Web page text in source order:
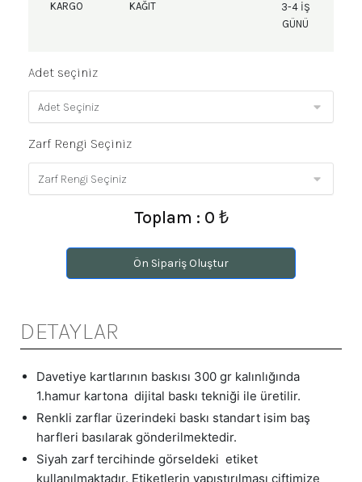
KARGO
KAĞIT
3-4 IŞ
GÜNÜ
Adet seçiniz
Zarf Rengi Seçiniz
Toplam : 0 ₺
Ön Sipariş Oluştur
DETAYLAR
Davetiye kartlarının baskısı 300 gr kalınlığında
1.hamur kartona dijital baskı tekniği ile üretilir.
Renkli zarflar üzerindeki baskı standart isim baş
harfleri basılarak gönderilmektedir.
Siyah zarf tercihinde görseldeki etiket
kullanılmaktadır. Etiketlerin yapıştırılması çiftimize